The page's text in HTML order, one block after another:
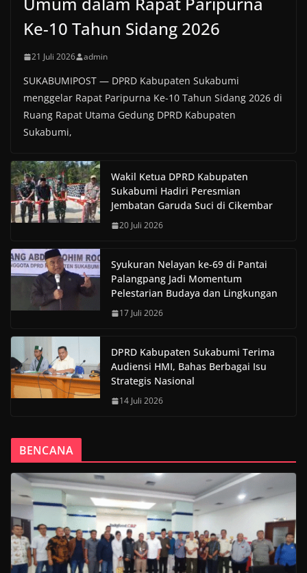
Ke-10 Tahun Sidang 2026
21 Juli 2026 admin
SUKABUMIPOST — DPRD Kabupaten Sukabumi
menggelar Rapat Paripurna Ke-10 Tahun Sidang 2026 di
Ruang Rapat Utama Gedung DPRD Kabupaten
Sukabumi,
Wakil Ketua DPRD Kabupaten
Sukabumi Hadiri Peresmian
Jembatan Garuda Suci di Cikembar
20 Juli 2026
Syukuran Nelayan ke-69 di Pantai
Palangpang Jadi Momentum
Pelestarian Budaya dan Lingkungan
17 Juli 2026
DPRD Kabupaten Sukabumi Terima
Audiensi HMI, Bahas Berbagai Isu
Strategis Nasional
14 Juli 2026
BENCANA